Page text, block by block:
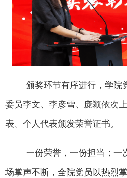
颁奖环节有序进行，学院
委员李文、李彦雪、庞颖依次
表、个人代表颁发荣誉证书。
一份荣誉，一份担当；一
场掌声不断，全院党员以热烈